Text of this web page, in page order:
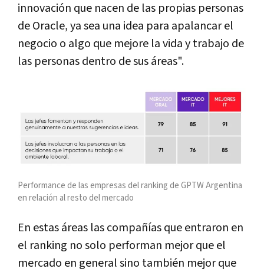
innovación que nacen de las propias personas
de Oracle, ya sea una idea para apalancar el
negocio o algo que mejore la vida y trabajo de
las personas dentro de sus áreas".
Performance de las empresas del ranking de GPTW Argentina
en relación al resto del mercado
En estas áreas las compañías que entraron en
el ranking no solo performan mejor que el
mercado en general sino también mejor que